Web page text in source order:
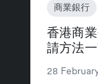
商業銀行
香港商
請方法
28